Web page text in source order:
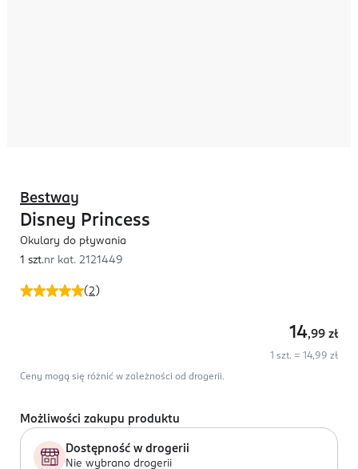
(2 )
Bestway
Disney Princess
Okulary do pływania
1 szt.nr kat. 2121449
14,99 zł
1 szt. = 14,99 zł
Ceny mogą się różnić w zależności od drogerii.
Możliwości zakupu produktu
Dostępność w drogerii
Nie wybrano drogerii